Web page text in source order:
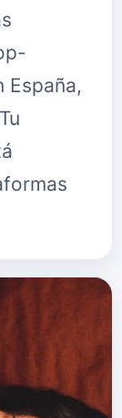
España,